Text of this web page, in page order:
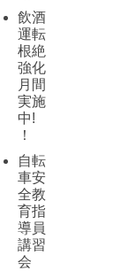
飲酒
運転
根絶
強化
月間
実施
中!
！
自転
車安
全教
育指
導員
講習
会